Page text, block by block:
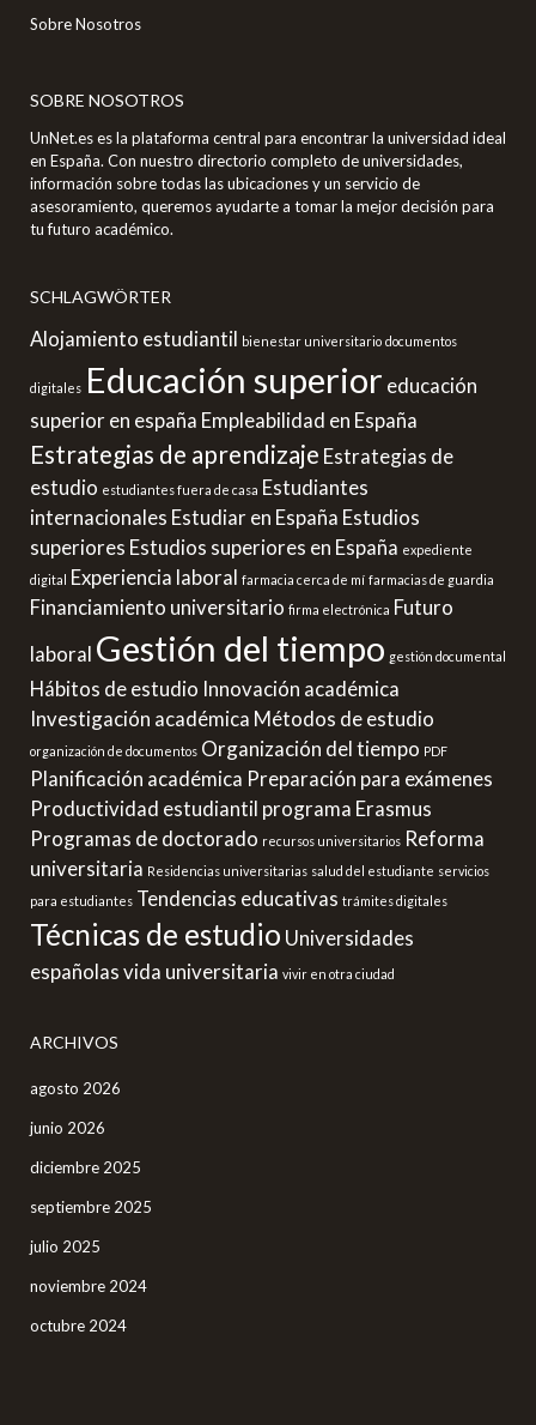
Sobre Nosotros
SOBRE NOSOTROS
UnNet.es es la plataforma central para encontrar la universidad ideal
en España. Con nuestro directorio completo de universidades,
información sobre todas las ubicaciones y un servicio de
asesoramiento, queremos ayudarte a tomar la mejor decisión para
tu futuro académico.
SCHLAGWÖRTER
Alojamiento estudiantil bienestar universitario documentos
digitales Educación superior educación
superior en españa Empleabilidad en España
Estrategias de aprendizaje Estrategias de
estudio estudiantes fuera de casa Estudiantes
internacionales Estudiar en España Estudios
superiores Estudios superiores en España expediente
digital Experiencia laboral farmacia cerca de mí farmacias de guardia
Financiamiento universitario firma electrónica Futuro
laboral Gestión del tiempo gestión documental
Hábitos de estudio Innovación académica
Investigación académica Métodos de estudio
organización de documentos Organización del tiempo PDF
Planificación académica Preparación para exámenes
Productividad estudiantil programa Erasmus
Programas de doctorado recursos universitarios Reforma
universitaria Residencias universitarias salud del estudiante servicios
para estudiantes Tendencias educativas trámites digitales
Técnicas de estudio Universidades
españolasvida universitaria vivir en otra ciudad
ARCHIVOS
agosto 2026
junio 2026
diciembre 2025
septiembre 2025
julio 2025
noviembre 2024
octubre 2024